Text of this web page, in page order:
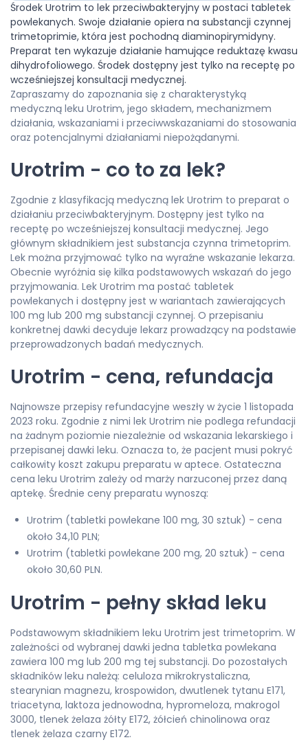
Środek Urotrim to lek przeciwbakteryjny w postaci tabletek
powlekanych. Swoje działanie opiera na substancji czynnej
trimetoprimie, która jest pochodną diaminopirymidyny.
Preparat ten wykazuje działanie hamujące reduktazę kwasu
dihydrofoliowego. Środek dostępny jest tylko na receptę po
wcześniejszej konsultacji medycznej.
Zapraszamy do zapoznania się z charakterystyką
medyczną leku Urotrim, jego składem, mechanizmem
działania, wskazaniami i przeciwwskazaniami do stosowania
oraz potencjalnymi działaniami niepożądanymi.
Urotrim - co to za lek?
Zgodnie z klasyfikacją medyczną lek Urotrim to preparat o
działaniu przeciwbakteryjnym. Dostępny jest tylko na
receptę po wcześniejszej konsultacji medycznej. Jego
głównym składnikiem jest substancja czynna trimetoprim.
Lek można przyjmować tylko na wyraźne wskazanie lekarza.
Obecnie wyróżnia się kilka podstawowych wskazań do jego
przyjmowania. Lek Urotrim ma postać tabletek
powlekanych i dostępny jest w wariantach zawierających
100 mg lub 200 mg substancji czynnej. O przepisaniu
konkretnej dawki decyduje lekarz prowadzący na podstawie
przeprowadzonych badań medycznych.
Urotrim - cena, refundacja
Najnowsze przepisy refundacyjne weszły w życie 1 listopada
2023 roku. Zgodnie z nimi lek Urotrim nie podlega refundacji
na żadnym poziomie niezależnie od wskazania lekarskiego i
przepisanej dawki leku. Oznacza to, że pacjent musi pokryć
całkowity koszt zakupu preparatu w aptece. Ostateczna
cena leku Urotrim zależy od marży narzuconej przez daną
aptekę. Średnie ceny preparatu wynoszą:
Urotrim (tabletki powlekane 100 mg, 30 sztuk) - cena
około 34,10 PLN;
Urotrim (tabletki powlekane 200 mg, 20 sztuk) - cena
około 30,60 PLN.
Urotrim - pełny skład leku
Podstawowym składnikiem leku Urotrim jest trimetoprim. W
zależności od wybranej dawki jedna tabletka powlekana
zawiera 100 mg lub 200 mg tej substancji. Do pozostałych
składników leku należą: celuloza mikrokrystaliczna,
stearynian magnezu, krospowidon, dwutlenek tytanu E171,
triacetyna, laktoza jednowodna, hypromeloza, makrogol
3000, tlenek żelaza żółty E172, żółcień chinolinowa oraz
tlenek żelaza czarny E172.